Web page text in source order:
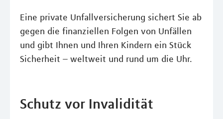
Eine private Unfallversicherung sichert Sie ab
gegen die finanziellen Folgen von Unfällen
und gibt Ihnen und Ihren Kindern ein Stück
Sicherheit – weltweit und rund um die Uhr.
Schutz vor Invalidität